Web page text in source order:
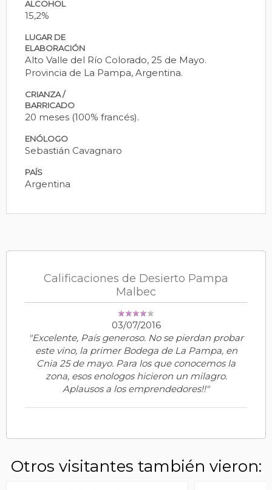
ALCOHOL
15,2%
LUGAR DE
ELABORACIÓN
Alto Valle del Río Colorado, 25 de Mayo.
Provincia de La Pampa, Argentina.
CRIANZA /
BARRICADO
20 meses (100% francés).
ENÓLOGO
Sebastián Cavagnaro
PAÍS
Argentina
Calificaciones de Desierto Pampa
Malbec
03/07/2016
"Excelente, País generoso. No se pierdan probar
este vino, la primer Bodega de La Pampa, en
Cnia 25 de mayo. Para los que conocemos la
zona, esos enologos hicieron un milagro.
Aplausos a los emprendedores!!"
Otros visitantes también vieron: